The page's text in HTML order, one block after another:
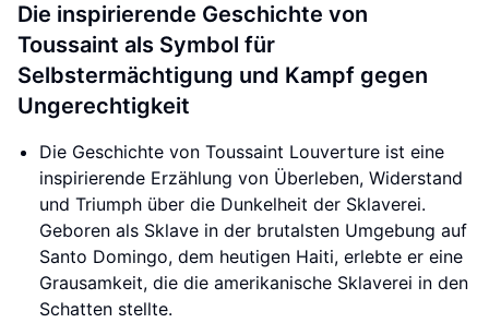
Die inspirierende Geschichte von
Toussaint als Symbol für
Selbstermächtigung und Kampf gegen
Ungerechtigkeit
Die Geschichte von Toussaint Louverture ist eine
inspirierende Erzählung von Überleben, Widerstand
und Triumph über die Dunkelheit der Sklaverei.
Geboren als Sklave in der brutalsten Umgebung auf
Santo Domingo, dem heutigen Haiti, erlebte er eine
Grausamkeit, die die amerikanische Sklaverei in den
Schatten stellte.